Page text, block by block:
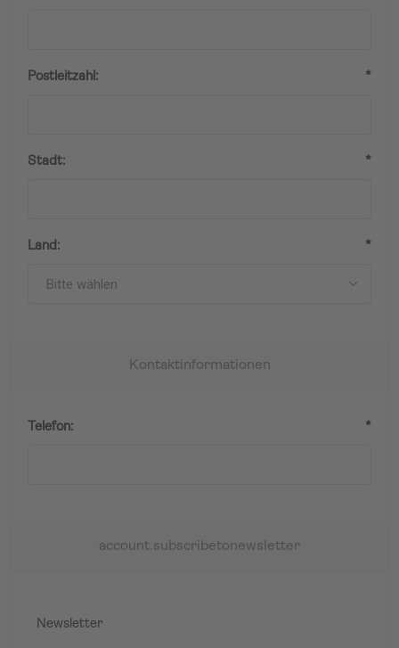
Postleitzahl: *
Stadt: *
Land: *
Kontaktinformationen
Telefon: *
account.subscribetonewsletter
Newsletter